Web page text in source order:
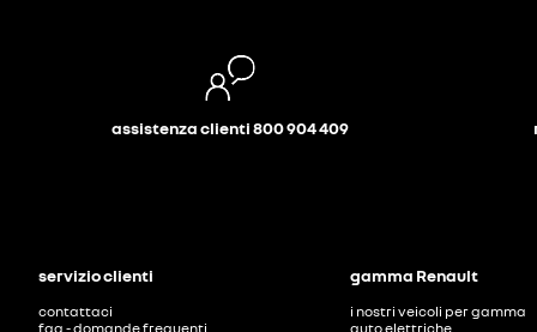
assistenza clienti 800 904 409
servizio clienti
contattaci
faq - domande frequenti
gamma Renault
i nostri veicoli per gamma
auto elettriche